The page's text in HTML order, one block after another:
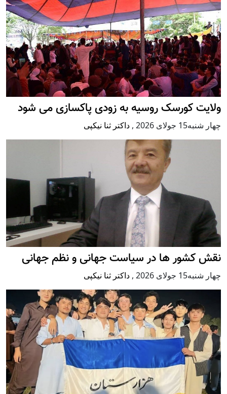
ولایت کورسک روسیه به زودی پاکسازی می شود
چهار شنبه15 جولای 2026 , داکتر ثنا نیکپی
نقش کشور ها در سیاست جهانی و نظم جهانی
چهار شنبه15 جولای 2026 , داکتر ثنا نیکپی